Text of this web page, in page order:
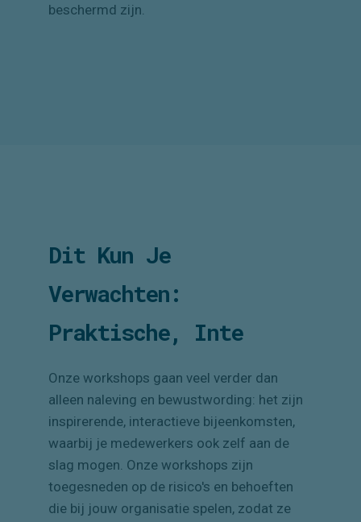
beschermd zijn.
Dit Kun Je
Verwachten:
Praktische,
Interactieve
Workshops
Onze workshops gaan veel verder dan
alleen naleving en bewustwording: het zijn
inspirerende, interactieve bijeenkomsten,